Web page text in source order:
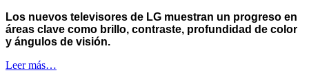
Los nuevos televisores de LG muestran un progreso en
áreas clave como brillo, contraste, profundidad de color
y ángulos de visión.
Leer más…